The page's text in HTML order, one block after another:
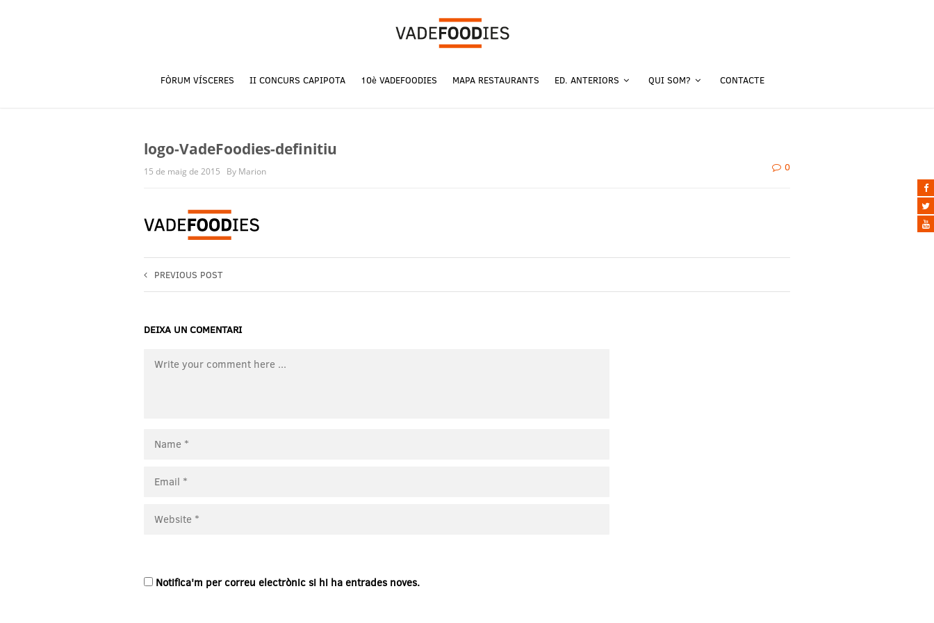
FÒRUM VÍSCERES II CONCURS CAPIPOTA 10è VADEFOODIES MAPA RESTAURANTS ED. ANTERIORS QUI SOM? CONTACTE
logo-VadeFoodies-definitiu
15 de maig de 2015 By Marion 0
PREVIOUS POST
DEIXA UN COMENTARI
Notifica'm per correu electrònic si hi ha entrades noves.